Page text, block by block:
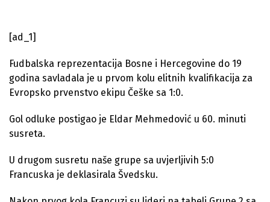
[ad_1]
Fudbalska reprezentacija Bosne i Hercegovine do 19
godina savladala je u prvom kolu elitnih kvalifikacija za
Evropsko prvenstvo ekipu Češke sa 1:0.
Gol odluke postigao je Eldar Mehmedović u 60. minuti
susreta.
U drugom susretu naše grupe sa uvjerljivih 5:0
Francuska je deklasirala Švedsku.